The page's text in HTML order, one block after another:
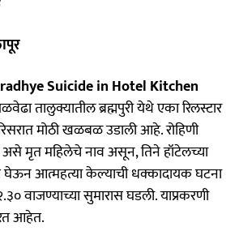
Suicide in Hotel Kitchen
तालुक्यातील ब्रह्मपुरी येथे एका रिलस्टार
मोठी खळबळ उडाली आहे. रोहिणी
असे मृत महिलेचे नाव असून, तिने हॉटेलच्या
आत्महत्या केल्याची धक्कादायक घटना
वाजण्याच्या सुमारास घडली. याप्रकरणी
आहेत.